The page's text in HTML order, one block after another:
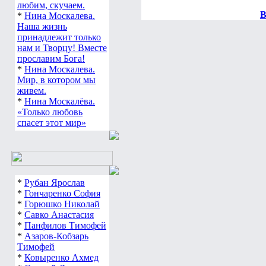
любим, скучаем.
* Нина Москалева.
Наша жизнь
принадлежит только
нам и Творцу! Вместе
прославим Бога!
* Нина Москалева.
Мир, в котором мы
живем.
* Нина Москалёва.
«Только любовь
спасет этот мир»
* Рубан Ярослав
* Гончаренко София
* Горюшко Николай
* Савко Анастасия
* Панфилов Тимофей
* Азаров-Кобзарь
Тимофей
* Ковыренко Ахмед